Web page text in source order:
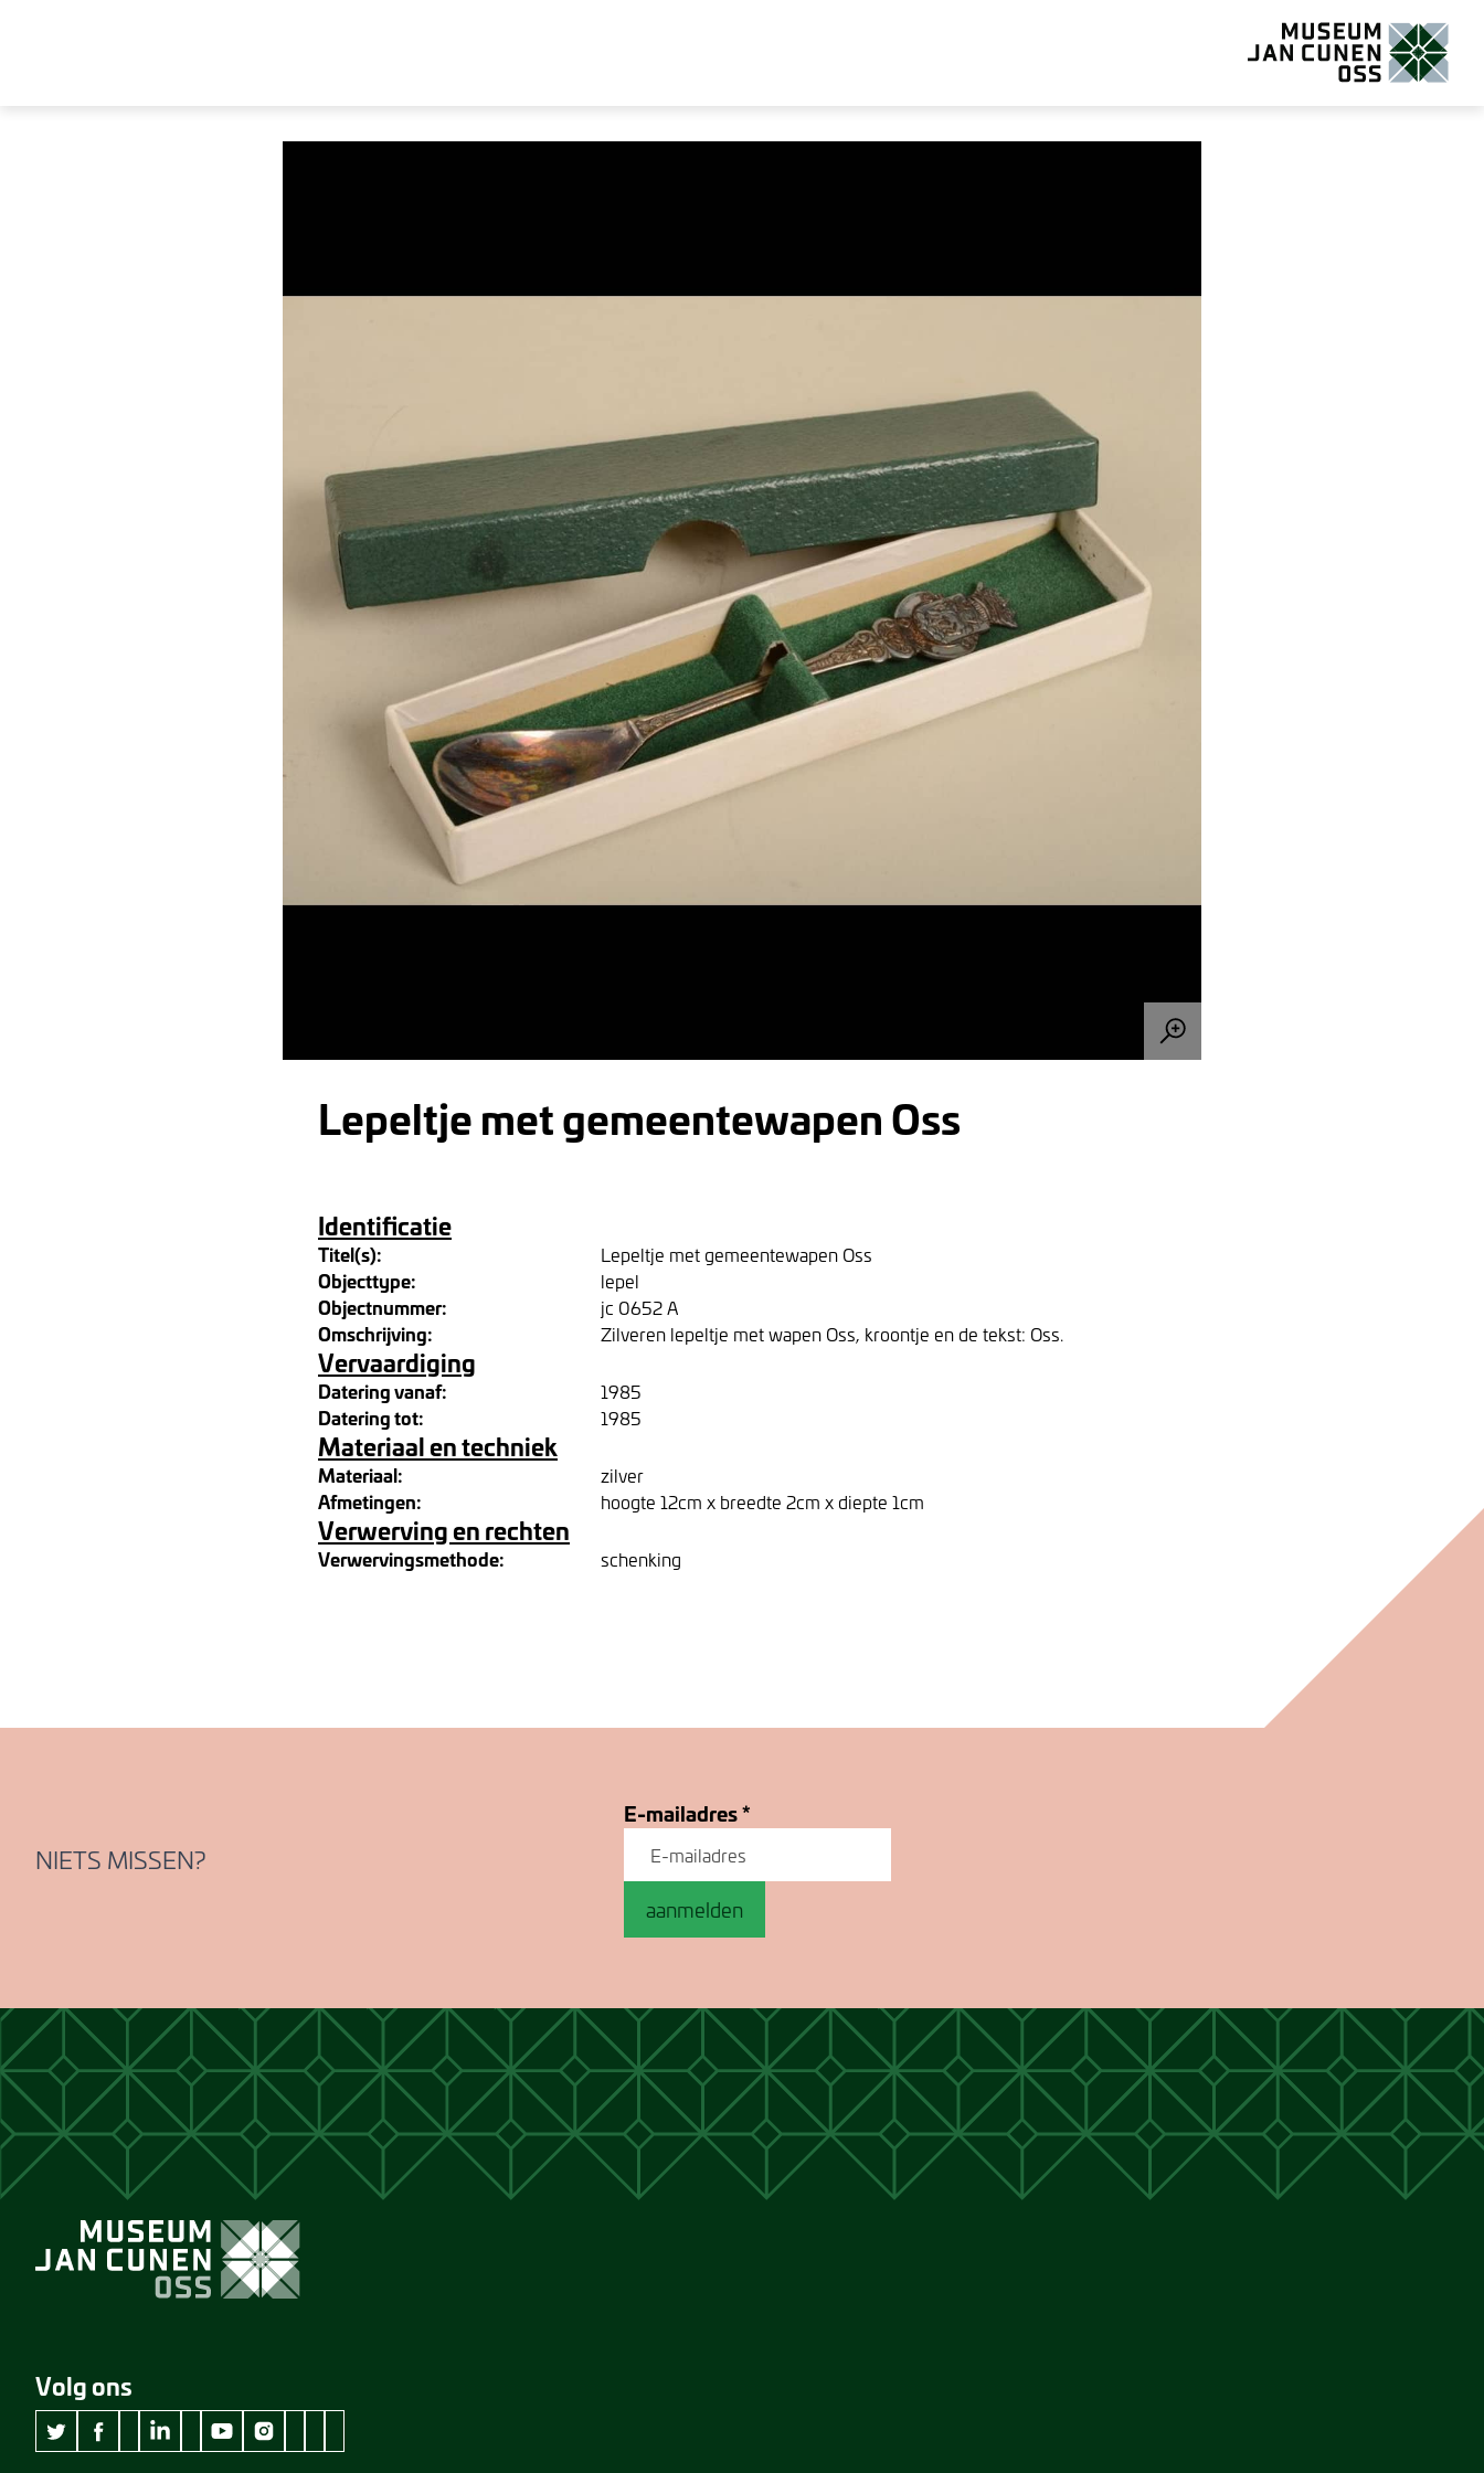
Lepeltje met gemeentewapen Oss
Identificatie
Titel(s): Lepeltje met gemeentewapen Oss
Objecttype: lepel
Objectnummer: jc 0652 A
Omschrijving: Zilveren lepeltje met wapen Oss, kroontje en de tekst: Oss.
Vervaardiging
Datering vanaf: 1985
Datering tot: 1985
Materiaal en techniek
Materiaal: zilver
Afmetingen: hoogte 12cm x breedte 2cm x diepte 1cm
Verwerving en rechten
Verwervingsmethode: schenking
NIETS MISSEN?
E-mailadres*
aanmelden
Volg ons
twitter Museum Jan Cunen
facebook Museum Jan Cunen
wikipedia Museum Jan Cunen
linkedin Museum Jan Cunen
googleplus Museum Jan Cunen
youtube Museum Jan Cunen
instagram Museum Jan Cunen